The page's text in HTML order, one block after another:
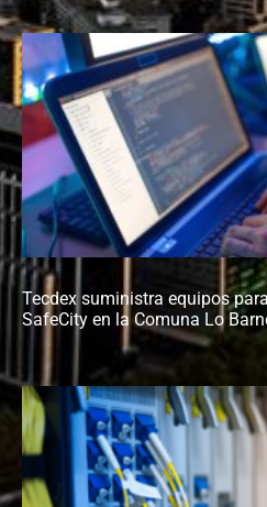
Tecdex suministra equipos
SafeCity en la Comuna Lo